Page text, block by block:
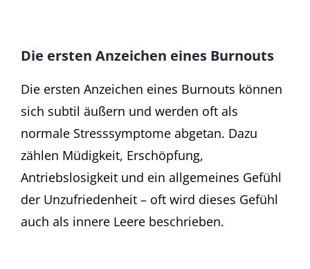
Die ersten Anzeichen eines Burnouts
Die ersten Anzeichen eines Burnouts können
sich subtil äußern und werden oft als
normale Stresssymptome abgetan. Dazu
zählen Müdigkeit, Erschöpfung,
Antriebslosigkeit und ein allgemeines Gefühl
der Unzufriedenheit – oft wird dieses Gefühl
auch als innere Leere beschrieben.